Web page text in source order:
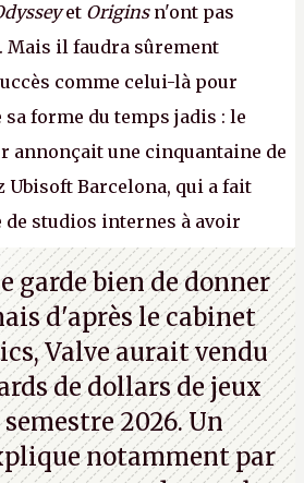
et Originsn'ont pas
Mais il faudra sûrement
comme celui-là pour
forme du temps jadis : le
annonçait une cinquantaine de
Barcelona, qui a fait
studios internes à avoir
Creedsous la direction
A.garde bien de donner
d'après le cabinet
Valve aurait vendu
de dollars de jeux
2026. Un
notamment par